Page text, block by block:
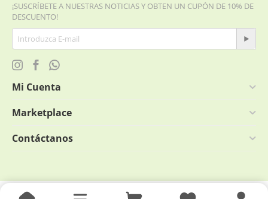
¡SUSCRÍBETE A NUESTRAS NOTICIAS Y OBTEN UN CUPÓN DE 10% DE
DESCUENTO!
Mi Cuenta
Marketplace
Contáctanos